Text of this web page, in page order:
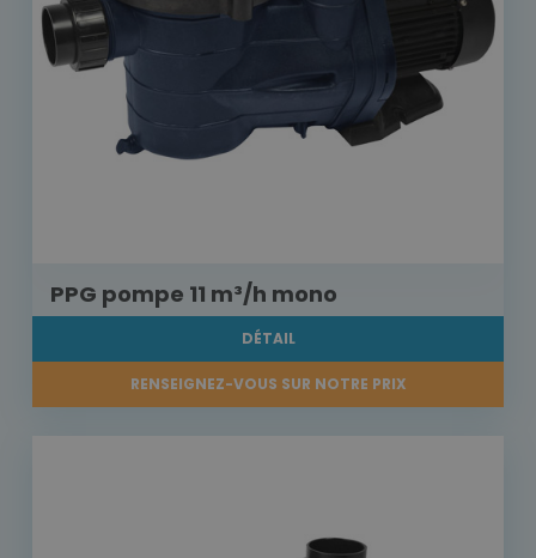
PPG pompe 11 m³/h mono
DÉTAIL
RENSEIGNEZ-VOUS SUR NOTRE PRIX